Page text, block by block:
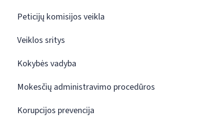
Peticijų komisijos veikla
Veiklos sritys
Kokybės vadyba
Mokesčių administravimo procedūros
Korupcijos prevencija